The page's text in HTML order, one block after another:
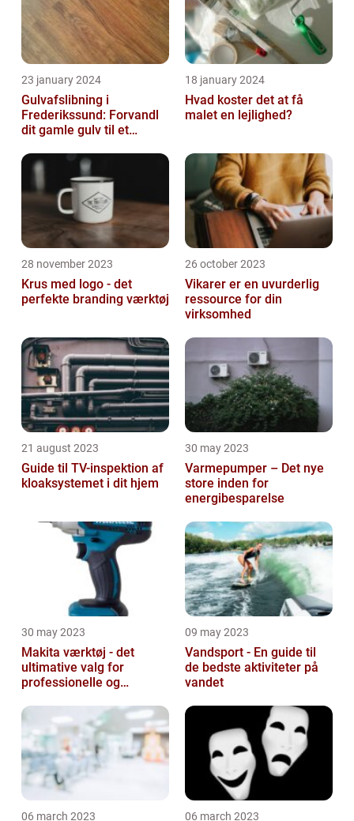
23 january 2024
Gulvafslibning i
Frederikssund: Forvandl
dit gamle gulv til et
18 january 2024
Hvad koster det at få
malet en lejlighed?
28 november 2023
Krus med logo - det
perfekte branding værktøj
26 october 2023
Vikarer er en uvurderlig
ressource for din
virksomhed
21 august 2023
Guide til TV-inspektion af
kloaksystemet i dit hjem
30 may 2023
Varmepumper – Det nye
store inden for
energibesparelse
30 may 2023
Makita værktøj - det
ultimative valg for
professionelle og
selv'ere
09 may 2023
Vandsport - En guide til
de bedste aktiviteter på
vandet
06 march 2023 06 march 2023